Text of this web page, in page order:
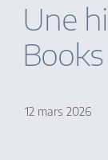
Une
Books
12 mars 2026